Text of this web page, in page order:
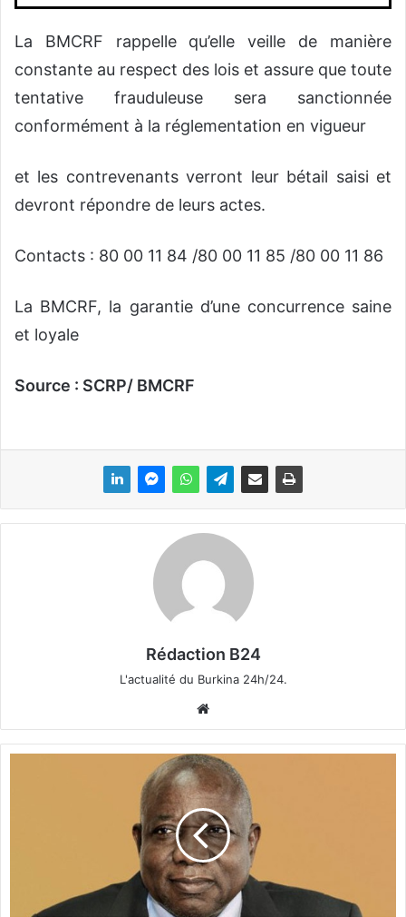
La BMCRF rappelle qu’elle veille de manière
constante au respect des lois et assure que toute
tentative frauduleuse sera sanctionnée
conformément à la réglementation en vigueur
et les contrevenants verront leur bétail saisi et
devront répondre de leurs actes.
Contacts : 80 00 11 84 /80 00 11 85 /80 00 11 86
La BMCRF, la garantie d’une concurrence saine
et loyale
Source : SCRP/ BMCRF
Rédaction B24
L'actualité du Burkina 24h/24.
bsi
te